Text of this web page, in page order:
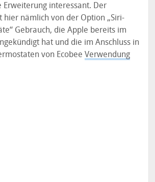
Erweiterung interessant. Der
hier nämlich von der Option „Siri-
Gebrauch, die Apple bereits im
hat und die im Anschluss in
von EcobeeVerwendung